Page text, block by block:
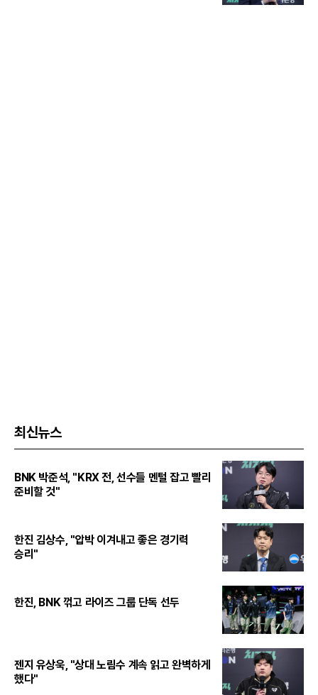
최신뉴스
BNK 박준석, "KRX 전, 선수들 멘털 잡고 빨리
준비할 것"
한진 김상수, "압박 이겨내고 좋은 경기력
승리"
한진, BNK 꺾고 라이즈 그룹 단독 선두
젠지 유상욱, "상대 노림수 계속 읽고 완벽하게
했다"